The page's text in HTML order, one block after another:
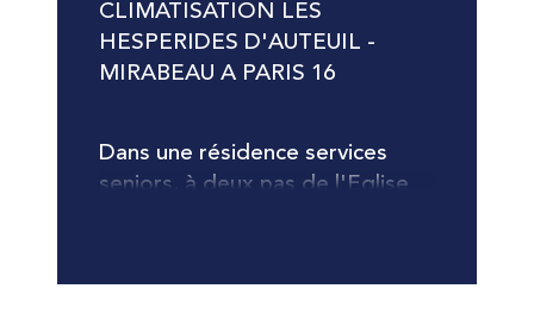
CLIMATISATION LES
HESPERIDES D'AUTEUIL -
MIRABEAU A PARIS 16
Dans une résidence services
seniors, à deux pas de l'Eglise